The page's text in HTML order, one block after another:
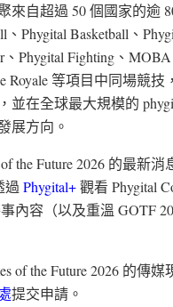
來自超過 50 個國家的逾
、Phygital Basketball、
、Phygital Fighting、
Royale 等項目中同場競技
並在全球最大規模的
展方向。
the Future 2026 的最新
過 Phygital+觀看 Phygital
內容（以及重溫 GOTF
of the Future 2026 的傳
提交申請。